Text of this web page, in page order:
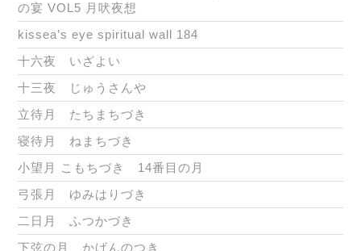
の宴 VOL5 月吠夜想
kissea’s eye spiritual wall 184
十六夜 いざよい
十三夜 じゅうさんや
立待月 たちまちづき
寝待月 ねまちづき
小望月 こもちづき 14番目の月
弓張月 ゆみはりづき
二日月 ふつかづき
下弦の月 かげんのつき